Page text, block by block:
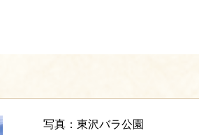
写真：東沢バラ公園